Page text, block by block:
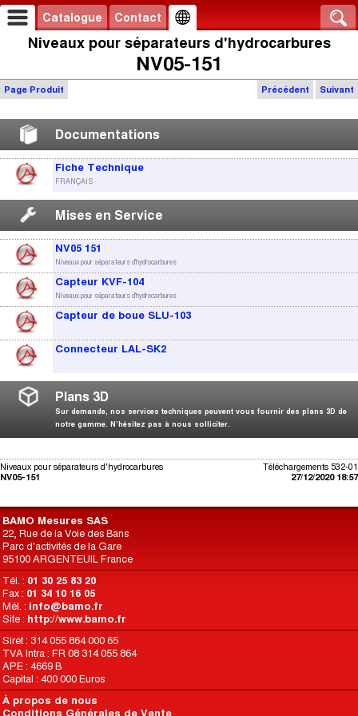
Catalogue Contact
Niveaux pour séparateurs d'hydrocarbures
NV05-151
Précédent Suivant
Page Produit
Documentations
Fiche Technique
FRANÇAIS
Mises en Service
NV05 151
Niveaux pour séparateurs d'hydrocarbures
Capteur KVF-104
Niveaux pour séparateurs d'hydrocarbures
Capteur de boue SLU-103
Connecteur LAL-SK2
Plans 3D
Sur demande, nos services techniques peuvent vous fournir des plans 3D de
notre gamme. N’hésitez pas à nous solliciter.
Téléchargements 532-01
27/12/2020 18:57
Niveaux pour séparateurs d'hydrocarbures
NV05-151
BAMO Mesures SAS
22, Rue de la Voie des Bans
Parc d'activités de la Gare
95100 ARGENTEUIL France
Tél. : 01 30 25 83 20
Fax : 01 34 10 16 05
Mél. : info@bamo.fr
Site : http://www.bamo.fr
Siret : 314 055 864 000 65
TVA Intra : FR 08 314 055 864
APE : 4669 B
Capital : 400 000 Euros
À propos de nous
Conditions Générales de Vente